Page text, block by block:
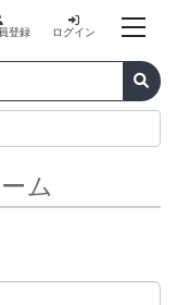
登録 ログイン
ム